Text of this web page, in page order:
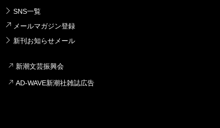
SNS一覧
メールマガジン登録
新刊お知らせメール
新潮文芸振興会
AD-WAVE新潮社雑誌広告